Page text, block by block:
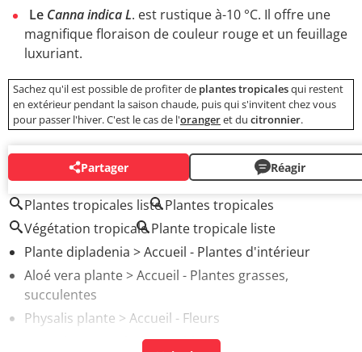
Le Canna indica L. est rustique à-10 °C. Il offre une
magnifique floraison de couleur rouge et un feuillage
luxuriant.
Sachez qu'il est possible de profiter de plantes tropicalesqui restent
en extérieur pendant la saison chaude, puis qui s'invitent chez vous
pour passer l'hiver. C'est le cas de l'orangeret du citronnier.
Partager Réagir
AUTOUR DU MÊME SUJET
Plantes tropicales liste Plantes tropicales
Végétation tropicale Plante tropicale liste
Plante dipladenia > Accueil - Plantes d'intérieur
Aloé vera plante> Accueil - Plantes grasses,
succulentes
Physalis plante > Accueil - Fleurs
Taro plante tropicale> Guide